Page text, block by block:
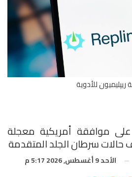
للأدوية
موافقة أمريكية معجلة
سرطان الجلد المتقدمة
الأحد 9 أغسطس, 2026 5:17 م